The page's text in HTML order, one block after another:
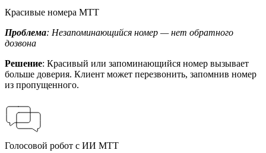
Красивые номера МТТ
Проблема: Незапоминающийся номер — нет обратного
дозвона
Решение: Красивый или запоминающийся номер вызывает
больше доверия. Клиент может перезвонить, запомнив номер
из пропущенного.
Голосовой робот с ИИ МТТ